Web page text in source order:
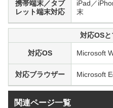
携帯端末／タブ
レット端末対応
iPad／
末
対応OS
対応OS Microsoft
対応ブラウザー Microsoft
関連ページ一覧